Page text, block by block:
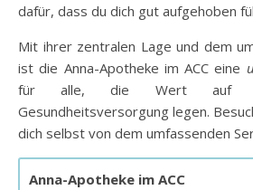
dafür, dass du dich gut aufgehoben
Mit ihrer zentralen Lage und dem
ist die Anna-Apotheke im ACC eine
für alle, die Wert auf
Gesundheitsversorgung legen.
dich selbst von dem umfassenden
Anna-Apotheke im ACC